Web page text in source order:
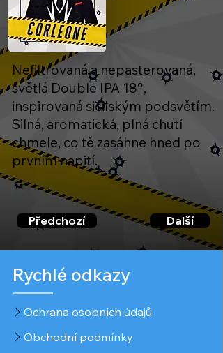
Nefiltrovaná a nepasterovaná,
světlá Double IPA 18°,
inspirovaná sicilským podsvětím.
Silná, aromatická, plná chutí
chmele, co tě zasáhne hned po
prvním napití.
Předchozí Další
Rychlé odkazy
Ochrana osobních údajů
Obchodní podmínky